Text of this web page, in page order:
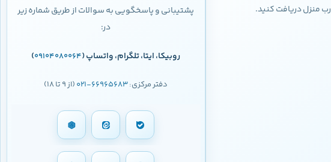
منزل دریافت کنید.
پشتیبانی و پاسخگویی به سوالات از طریق شماره زیر
در:
روبیکا، ایتا، تلگرام، واتساپ (09104080064
)
دفتر مرکزی:66965683-021 (از 9 تا 18)